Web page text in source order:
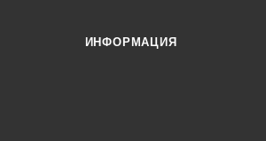
ИНФОРМАЦИЯ